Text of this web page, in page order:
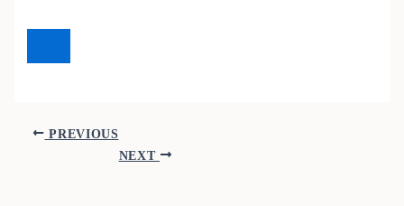
PREVIOUS
NEXT